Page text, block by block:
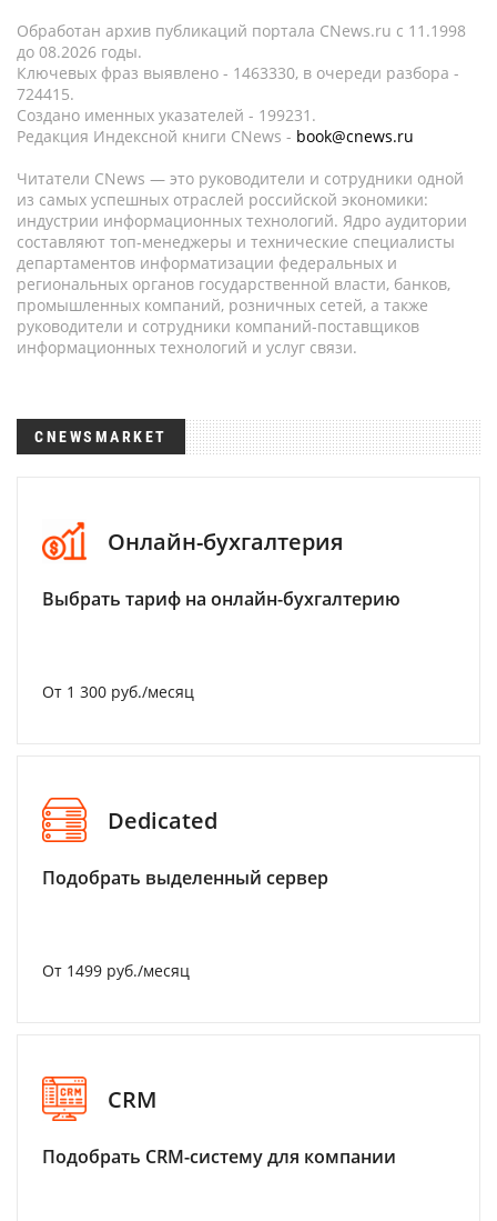
Обработан архив публикаций портала CNews.ru c 11.1998
до 08.2026 годы.
Ключевых фраз выявлено - 1463330, в очереди разбора -
724415.
Создано именных указателей - 199231.
Редакция Индексной книги CNews - book@cnews.ru
Читатели CNews — это руководители и сотрудники одной
из самых успешных отраслей российской экономики:
индустрии информационных технологий. Ядро аудитории
составляют топ-менеджеры и технические специалисты
департаментов информатизации федеральных и
региональных органов государственной власти, банков,
промышленных компаний, розничных сетей, а также
руководители и сотрудники компаний-поставщиков
информационных технологий и услуг связи.
CNEWSMARKET
Онлайн-бухгалтерия
Выбрать тариф на онлайн-бухгалтерию
От 1 300 руб./месяц
Dedicated
Подобрать выделенный сервер
От 1499 руб./месяц
CRM
Подобрать CRM-систему для компании